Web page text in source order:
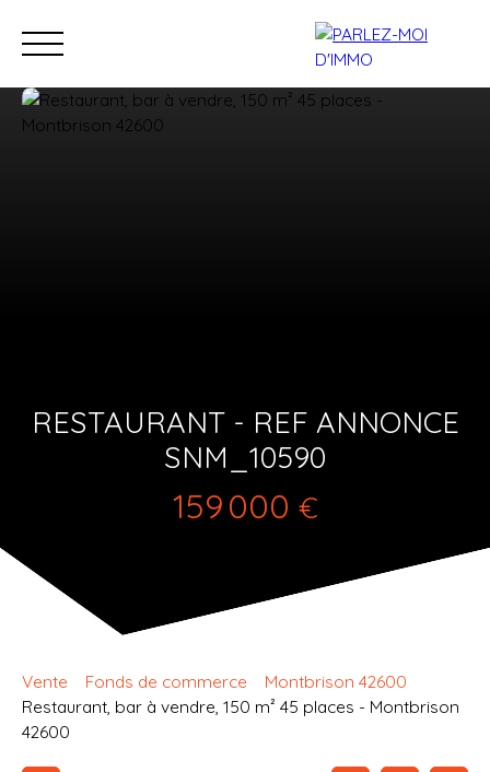
RESTAURANT - REF ANNONCE
SNM_10590
159 000 €
Vente Fonds de commerce
Montbrison 42600
Restaurant, bar à vendre, 150 m² 45 places - Montbrison
42600